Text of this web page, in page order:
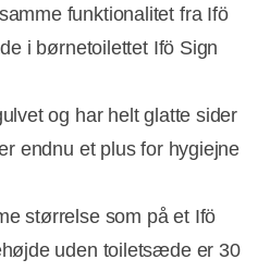
funktionalitet fra Ifö
i børnetoilettet Ifö Sign
og har helt glatte sider
endnu et plus for hygiejne
størrelse som på et Ifö
uden toiletsæde er 30